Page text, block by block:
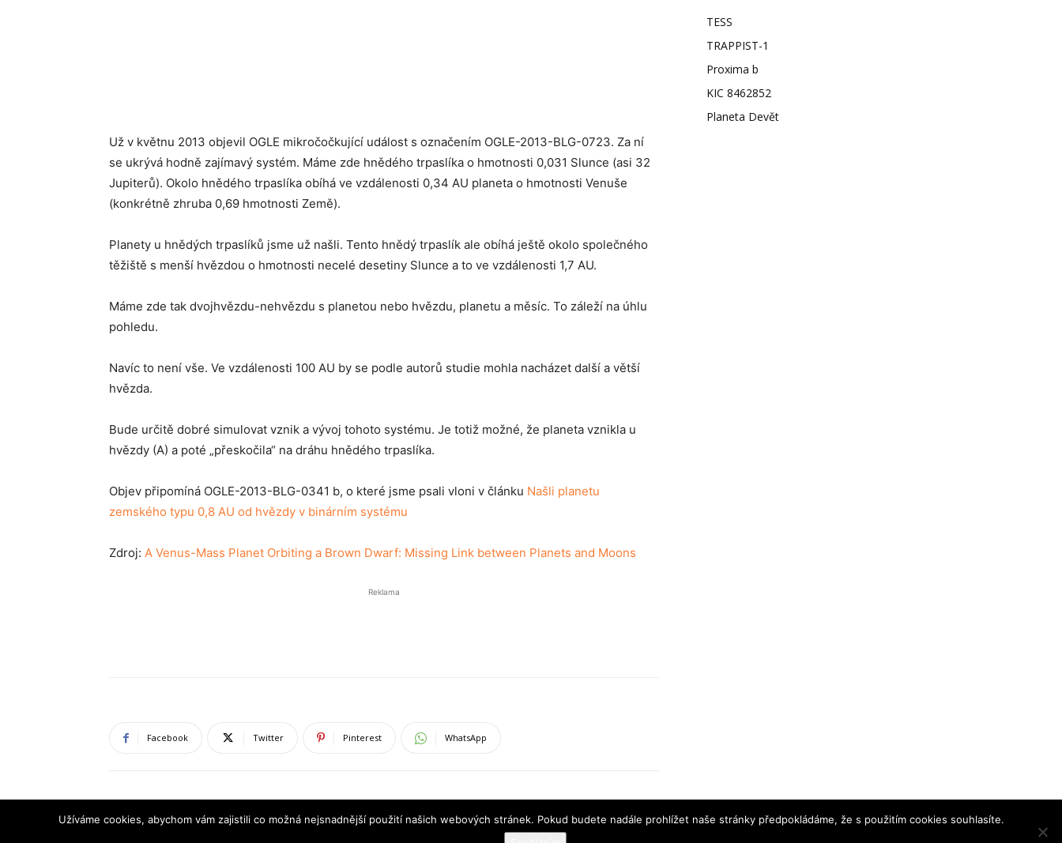
Už v květnu 2013 objevil OGLE mikročočkující událost s označením OGLE-2013-BLG-0723. Za ní
se ukrývá hodně zajímavý systém. Máme zde hnědého trpaslíka o hmotnosti 0,031 Slunce (asi 32
Jupiterů). Okolo hnědého trpaslíka obíhá ve vzdálenosti 0,34 AU planeta o hmotnosti Venuše
(konkrétně zhruba 0,69 hmotnosti Země).
Planety u hnědých trpaslíků jsme už našli. Tento hnědý trpaslík ale obíhá ještě okolo společného
těžiště s menší hvězdou o hmotnosti necelé desetiny Slunce a to ve vzdálenosti 1,7 AU.
Máme zde tak dvojhvězdu-nehvězdu s planetou nebo hvězdu, planetu a měsíc. To záleží na úhlu
pohledu.
Navíc to není vše. Ve vzdálenosti 100 AU by se podle autorů studie mohla nacházet další a větší
hvězda.
Bude určitě dobré simulovat vznik a vývoj tohoto systému. Je totiž možné, že planeta vznikla u
hvězdy (A) a poté „přeskočila“ na dráhu hnědého trpaslíka.
Objev připomíná OGLE-2013-BLG-0341 b, o které jsme psali vloni v článku Našli planetu
zemského typu 0,8 AU od hvězdy v binárním systému
Zdroj: A Venus-Mass Planet Orbiting a Brown Dwarf: Missing Link between Planets and Moons
Reklama
Facebook Twitter Pinterest WhatsApp
TESS
TRAPPIST-1
Proxima b
KIC 8462852
Planeta Devět
Užíváme cookies, abychom vám zajistili co možná nejsnadnější použití našich webových stránek. Pokud budete nadále prohlížet naše stránky předpokládáme, že s použitím cookies souhlasíte.